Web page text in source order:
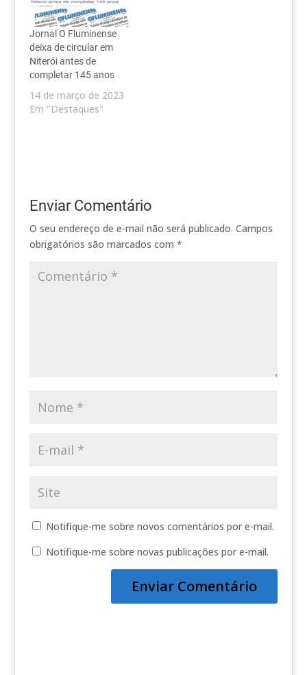
Jornal O Fluminense
deixa de circular em
Niterói antes de
completar 145 anos
14 de março de 2023
Em "Destaques"
Enviar Comentário
O seu endereço de e-mail não será publicado. Campos
obrigatórios são marcados com *
Notifique-me sobre novos comentários por e-mail.
Notifique-me sobre novas publicações por e-mail.